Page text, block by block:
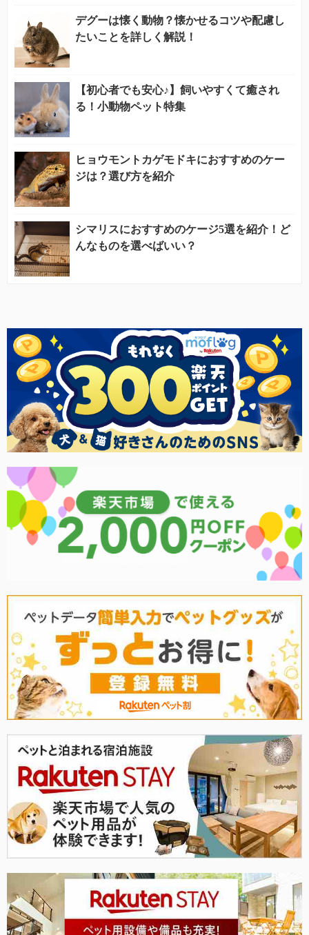
デグーは懐く動物？懐かせるコツや配慮し
たいことを詳しく解説！
【初心者でも安心♪】飼いやすくて癒され
る！小動物ペット特集
ヒョウモントカゲモドキにおすすめのケー
ジは？選び方を紹介
シマリスにおすすめのケージ5選を紹介！ど
んなものを選べばいい？